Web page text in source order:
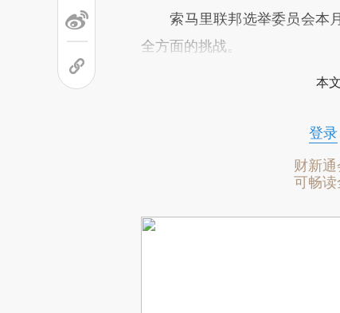
索马里联邦选举委员会本月
全方面的挑战。
本
登录
财新通
可畅读